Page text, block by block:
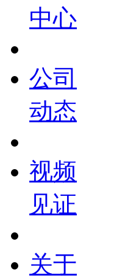
中心
公司
动态
视频
见证
关于